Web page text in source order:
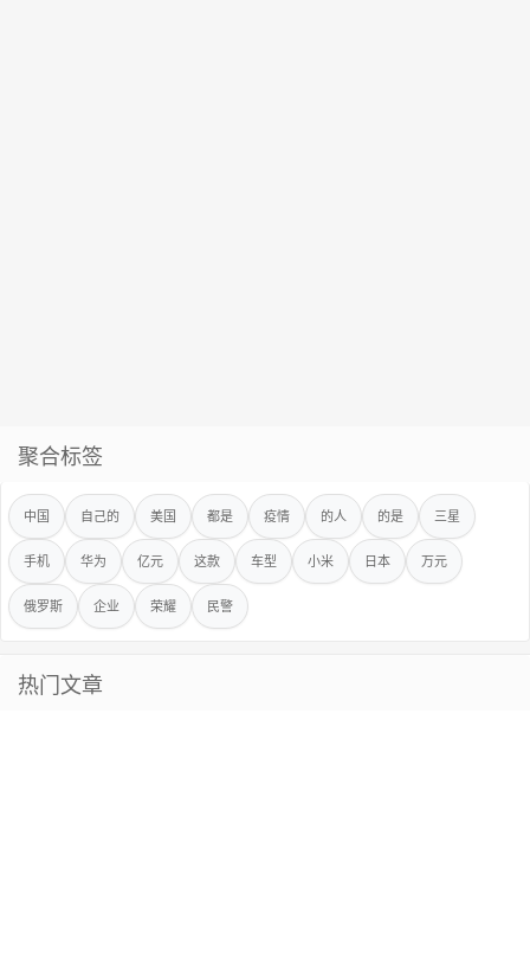
聚合标签
中国 自己的 美国 都是 疫情 的人 的是 三星
手机 华为 亿元 这款 车型 小米 日本 万元
俄罗斯 企业 荣耀 民警
热门文章